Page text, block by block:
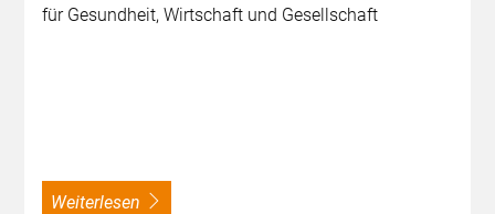
für Gesundheit, Wirtschaft und Gesellschaft
weiterlesen